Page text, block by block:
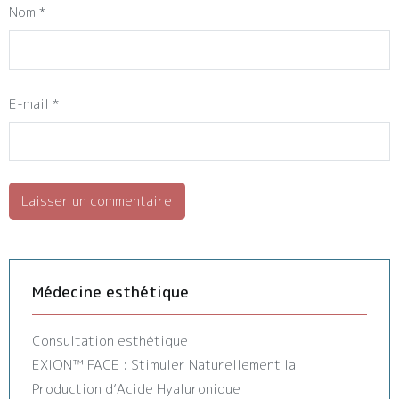
Nom *
E-mail *
Médecine esthétique
Consultation esthétique
EXION™️ FACE : Stimuler Naturellement la
Production d’Acide Hyaluronique